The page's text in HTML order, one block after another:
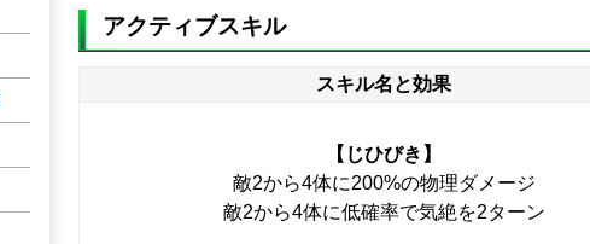
アクティブスキル
スキル名と効果
【じひびき】
敵2から4体に200%の物理ダメージ
敵2から4体に低確率で気絶を2ターン